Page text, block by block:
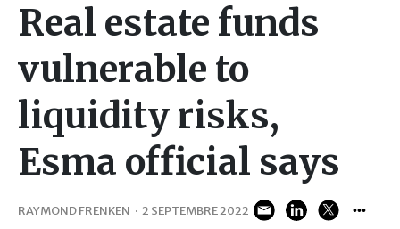
Real estate funds
vulnerable to
liquidity risks,
Esma official says
RAYMOND FRENKEN · 2 SEPTEMBRE 2022